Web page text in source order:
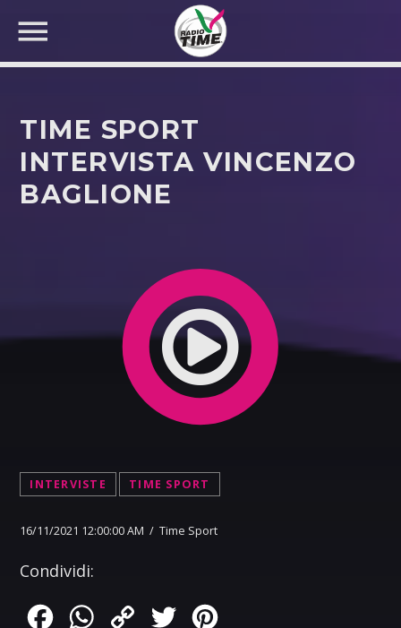
CERCA NEL SITO WEB:
TIME SPORT
INTERVISTA VINCENZO
BAGLIONE
INTERVISTE TIME SPORT
16/11/2021 12:00:00 AM / Time Sport
Condividi:
FacebookWhatsApp
Copy
Twitter